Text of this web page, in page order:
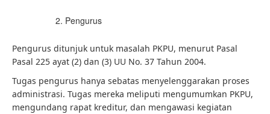
Pengurus
Pengurus ditunjuk untuk masalah PKPU, menurut Pasal
Pasal 225 ayat (2) dan (3) UU No. 37 Tahun 2004.
Tugas pengurus hanya sebatas menyelenggarakan proses
administrasi. Tugas mereka meliputi mengumumkan PKPU,
mengundang rapat kreditur, dan mengawasi kegiatan